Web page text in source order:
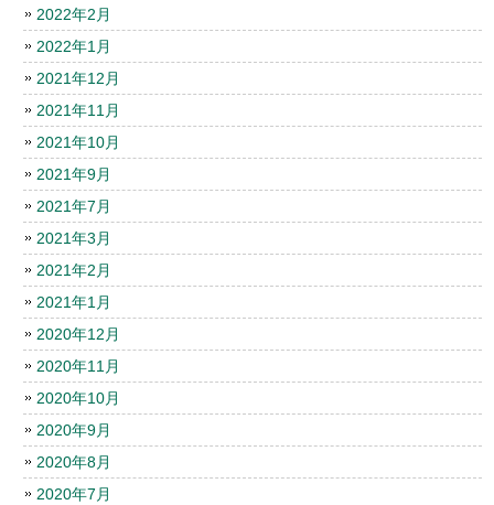
2022年2月
2022年1月
2021年12月
2021年11月
2021年10月
2021年9月
2021年7月
2021年3月
2021年2月
2021年1月
2020年12月
2020年11月
2020年10月
2020年9月
2020年8月
2020年7月